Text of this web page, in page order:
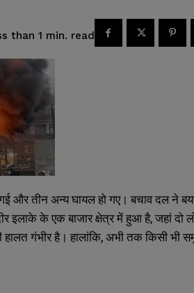
than 1 min. read
और तीन अन्य घायल हो गए। बचाव दल ने
के एक बाजार क्षेत्र में हुआ है, जहां दो
हालत गंभीर है। हालांकि, अभी तक किसी भी